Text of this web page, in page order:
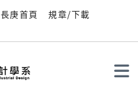
長庚首頁
規章/下載